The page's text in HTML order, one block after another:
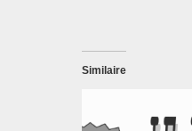
Similaire